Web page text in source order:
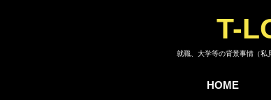
T-
就職、大学等の背景事情（私
HOME